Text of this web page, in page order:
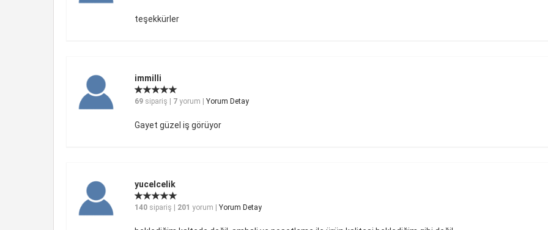
teşekkürler
immilli
69 sipariş | 7 yorum |Yorum Detay
Gayet güzel iş görüyor
yucelcelik
140 sipariş | 201 yorum |Yorum Detay